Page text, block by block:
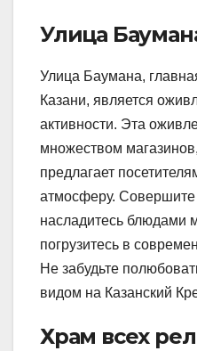
Улица
Улица Баумана,
Казани, является
активности. Эта
множеством
предлагает
атмосферу. Совершите
насладитесь блюдами
погрузитесь в
Не забудьте
видом на Казанский
Храм всех